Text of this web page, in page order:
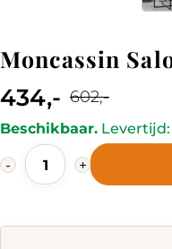
Moncassin
434,-
Current
price
is:
434,-.
602,-
Original
price
was:
602,-.
Beschikbaar.
-
Moncassin
Salontafel
Goud
+